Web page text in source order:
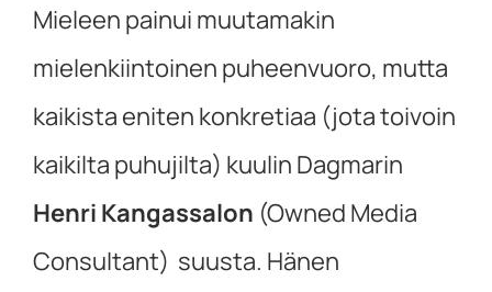
Mieleen painui muutamakin
mielenkiintoinen puheenvuoro, mutta
kaikista eniten konkretiaa (jota toivoin
kaikilta puhujilta) kuulin Dagmarin
Henri Kangassalon (Owned Media
Consultant) suusta. Hänen